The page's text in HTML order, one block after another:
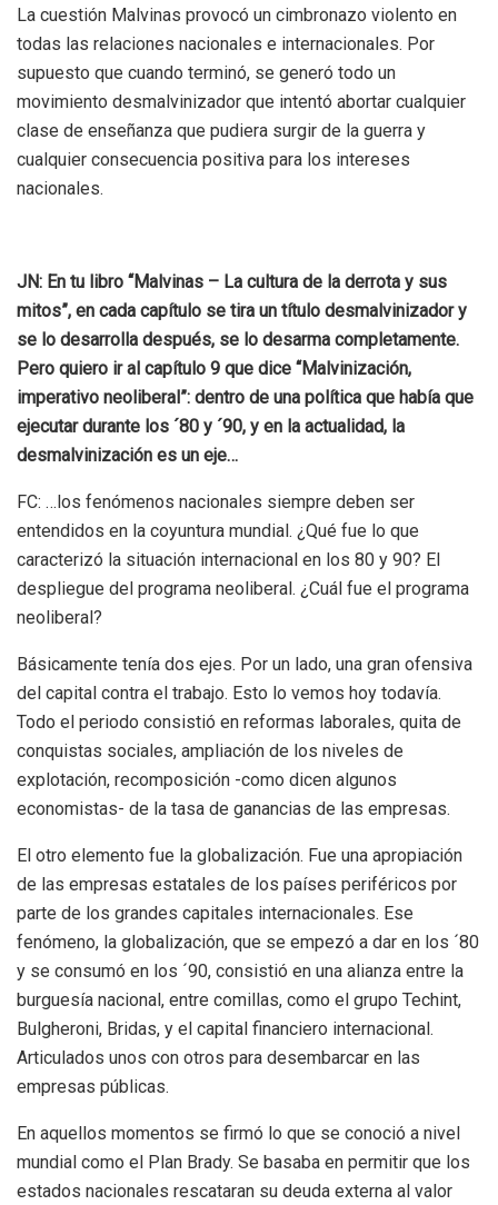
La cuestión Malvinas provocó un cimbronazo violento en
todas las relaciones nacionales e internacionales. Por
supuesto que cuando terminó, se generó todo un
movimiento desmalvinizador que intentó abortar cualquier
clase de enseñanza que pudiera surgir de la guerra y
cualquier consecuencia positiva para los intereses
nacionales.
JN: En tu libro “Malvinas – La cultura de la derrota y sus
mitos”, en cada capítulo se tira un título desmalvinizador y
se lo desarrolla después, se lo desarma completamente.
Pero quiero ir al capítulo 9 que dice “Malvinización,
imperativo neoliberal”: dentro de una política que había que
ejecutar durante los ´80 y ´90, y en la actualidad, la
desmalvinización es un eje…
FC: …los fenómenos nacionales siempre deben ser
entendidos en la coyuntura mundial. ¿Qué fue lo que
caracterizó la situación internacional en los 80 y 90? El
despliegue del programa neoliberal. ¿Cuál fue el programa
neoliberal?
Básicamente tenía dos ejes. Por un lado, una gran ofensiva
del capital contra el trabajo. Esto lo vemos hoy todavía.
Todo el periodo consistió en reformas laborales, quita de
conquistas sociales, ampliación de los niveles de
explotación, recomposición -como dicen algunos
economistas- de la tasa de ganancias de las empresas.
El otro elemento fue la globalización. Fue una apropiación
de las empresas estatales de los países periféricos por
parte de los grandes capitales internacionales. Ese
fenómeno, la globalización, que se empezó a dar en los ´80
y se consumó en los ´90, consistió en una alianza entre la
burguesía nacional, entre comillas, como el grupo Techint,
Bulgheroni, Bridas, y el capital financiero internacional.
Articulados unos con otros para desembarcar en las
empresas públicas.
En aquellos momentos se firmó lo que se conoció a nivel
mundial como el Plan Brady. Se basaba en permitir que los
estados nacionales rescataran su deuda externa al valor